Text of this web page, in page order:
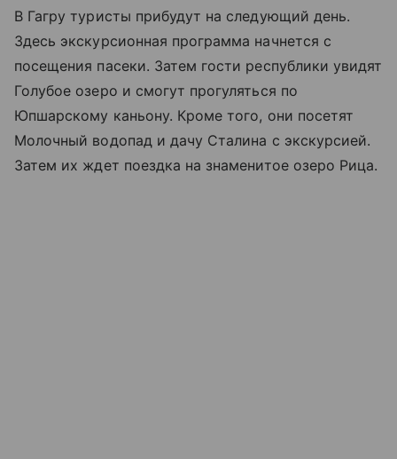
В Гагру туристы прибудут на следующий день.
Здесь экскурсионная программа начнется с
посещения пасеки. Затем гости республики увидят
Голубое озеро и смогут прогуляться по
Юпшарскому каньону. Кроме того, они посетят
Молочный водопад и дачу Сталина с экскурсией.
Затем их ждет поездка на знаменитое озеро Рица.